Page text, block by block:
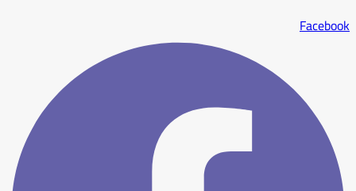
Facebook